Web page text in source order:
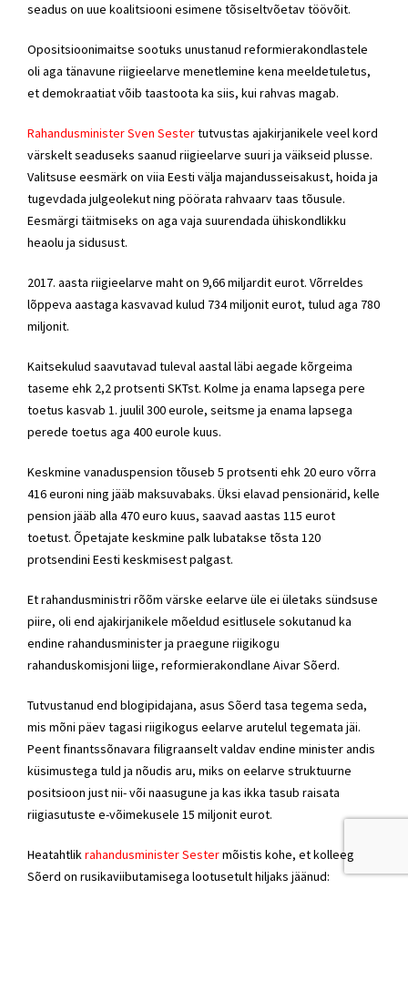
seadus on uue koalitsiooni esimene tõsiseltvõetav töövõit.
Opositsioonimaitse sootuks unustanud reformierakondlastele
oli aga tänavune riigieelarve menetlemine kena meeldetuletus,
et demokraatiat võib taastoota ka siis, kui rahvas magab.
Rahandusminister Sven Sestertutvustas ajakirjanikele veel kord
värskelt seaduseks saanud riigieelarve suuri ja väikseid plusse.
Valitsuse eesmärk on viia Eesti välja majandusseisakust, hoida ja
tugevdada julgeolekut ning pöörata rahvaarv taas tõusule.
Eesmärgi täitmiseks on aga vaja suurendada ühiskondlikku
heaolu ja sidusust.
2017. aasta riigieelarve maht on 9,66 miljardit eurot. Võrreldes
lõppeva aastaga kasvavad kulud 734 miljonit eurot, tulud aga 780
miljonit.
Kaitsekulud saavutavad tuleval aastal läbi aegade kõrgeima
taseme ehk 2,2 protsenti SKTst. Kolme ja enama lapsega pere
toetus kasvab 1. juulil 300 eurole, seitsme ja enama lapsega
perede toetus aga 400 eurole kuus.
Keskmine vanaduspension tõuseb 5 protsenti ehk 20 euro võrra
416 euroni ning jääb maksuvabaks. Üksi elavad pensionärid, kelle
pension jääb alla 470 euro kuus, saavad aastas 115 eurot
toetust. Õpetajate keskmine palk lubatakse tõsta 120
protsendini Eesti keskmisest palgast.
Et rahandusministri rõõm värske eelarve üle ei ületaks sündsuse
piire, oli end ajakirjanikele mõeldud esitlusele sokutanud ka
endine rahandusminister ja praegune riigikogu
rahanduskomisjoni liige, reformierakondlane Aivar Sõerd.
Tutvustanud end blogipidajana, asus Sõerd tasa tegema seda,
mis mõni päev tagasi riigikogus eelarve arutelul tegemata jäi.
Peent finantssõnavara filigraanselt valdav endine minister andis
küsimustega tuld ja nõudis aru, miks on eelarve struktuurne
positsioon just nii- või naasugune ja kas ikka tasub raisata
riigiasutuste e-võimekusele 15 miljonit eurot.
Heatahtlikrahandusminister Sestermõistis kohe, et kolleeg
Sõerd on rusikaviibutamisega lootusetult hiljaks jäänud: